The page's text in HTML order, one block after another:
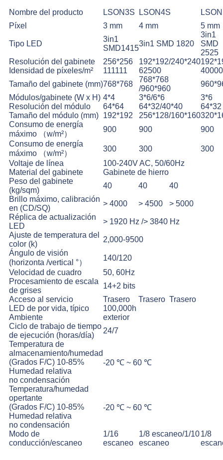
Nombre del producto LSON3S LSON4S
Píxel
3 mm 4 mm 5 mm
Tipo LED
3in1
SMD1415
3in1 SMD 1820
3in1
SMD
2525
Resolución del gabinete
256*256 192*192/240*240
Idensidad de píxeles/m²
111111 62500
40000
Tamaño del gabinete (mm)768*768
768*768
/960*960
Módulos/gabinete (W x H) 4*4 3*6/6*6
3*6
Resolución del módulo
64*64 64*32/40*40
64*32
Tamaño del módulo (mm) 192*192 256*128/160*160
Consumo de energía
máximo （w/m²）
900 900
900
Consumo de energía
máximo （w/m²）
300 300
300
Voltaje de línea
100-240V AC, 50/60Hz
Material del gabinete
Gabinete de hierro
Peso del gabinete
(kg/sqm)
40 40
40
Brillo máximo, calibración
en (CD/SQ)
> 4000 > 4500
> 5000
Réplica de actualización
LED
> 1920 Hz /> 3840 Hz
Ajuste de temperatura del
color (k)
2,000-9500
Ángulo de visión
(horizonta /vertical °）
140/120
Velocidad de cuadro
50, 60Hz
Procesamiento de escala
de grises
14+2 bits
Acceso al servicio
Trasero Trasero Trasero
LED de por vida, típico
100,000h
Ambiente
exterior
Ciclo de trabajo de tiempo
de ejecución (horas/día)
24/7
Temperatura de
almacenamiento/humedad
-20 ℃ ~ 60 ℃
(Grados F/C) 10-85%
Humedad relativa
no condensación
Temperatura/humedad
opertante
-20 ℃ ~ 60 ℃
(Grados F/C) 10-85%
Humedad relativa
no condensación
Modo de
conducción/escaneo
1/16
escaneo
1/8 escaneo/1/10
escaneo
1/8